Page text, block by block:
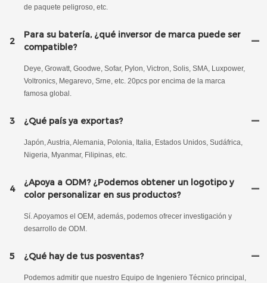
de paquete peligroso, etc.
2
Para su batería, ¿qué inversor de marca puede ser
compatible?
Deye, Growatt, Goodwe, Sofar, Pylon, Victron, Solis, SMA, Luxpower,
Voltronics, Megarevo, Srne, etc. 20pcs por encima de la marca
famosa global.
3 ¿Qué país ya exportas?
Japón, Austria, Alemania, Polonia, Italia, Estados Unidos, Sudáfrica,
Nigeria, Myanmar, Filipinas, etc.
4
¿Apoya a ODM? ¿Podemos obtener un logotipo y
color personalizar en sus productos?
Sí. Apoyamos el OEM, además, podemos ofrecer investigación y
desarrollo de ODM.
5 ¿Qué hay de tus posventas?
Podemos admitir que nuestro Equipo de Ingeniero Técnico principal,